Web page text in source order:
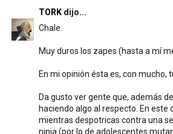
TORKdijo...
Chale.
Muy duros los zapes (hasta a mí
En mi opinión ésta es, con mucho,
Da gusto ver gente que, además
haciendo algo al respecto. En este
mientras despotricas contra una
ninja (por lo de adolescentes